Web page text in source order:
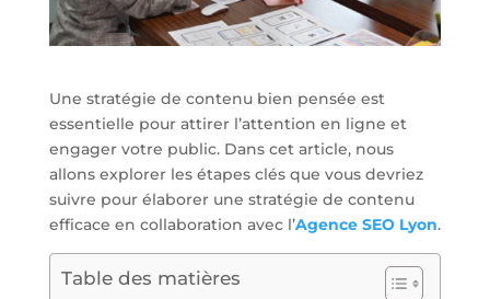
Une stratégie de contenu bien pensée est
essentielle pour attirer l’attention en ligne et
engager votre public. Dans cet article, nous
allons explorer les étapes clés que vous devriez
suivre pour élaborer une stratégie de contenu
efficace en collaboration avec l’Agence SEO Lyon.
Table des matières